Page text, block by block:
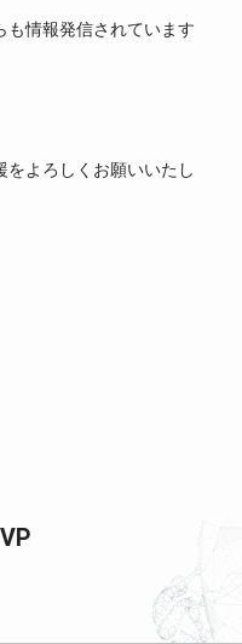
も情報発信されています
をよろしくお願いいたし